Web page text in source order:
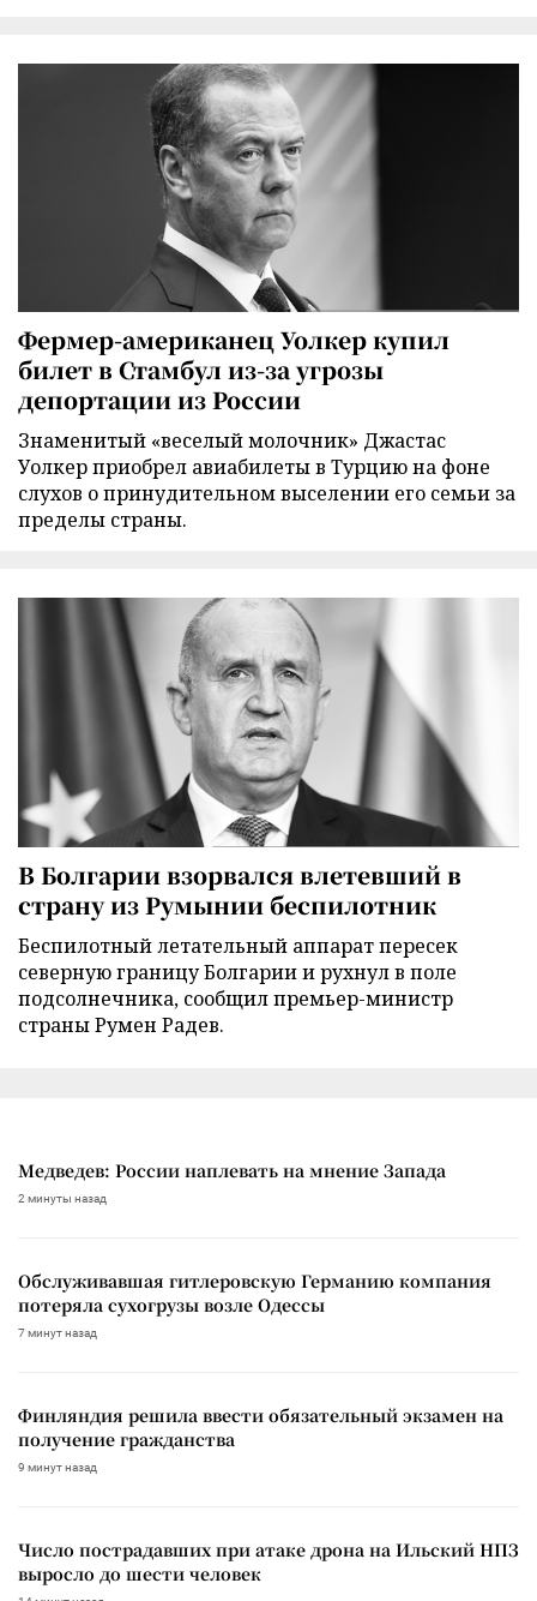
Фермер-американец Уолкер купил
билет в Стамбул из-за угрозы
депортации из России
Знаменитый «веселый молочник» Джастас
Уолкер приобрел авиабилеты в Турцию на фоне
слухов о принудительном выселении его семьи за
пределы страны.
В Болгарии взорвался влетевший в
страну из Румынии беспилотник
Беспилотный летательный аппарат пересек
северную границу Болгарии и рухнул в поле
подсолнечника, сообщил премьер-министр
страны Румен Радев.
Медведев: России наплевать на мнение Запада
2 минуты назад
Обслуживавшая гитлеровскую Германию компания
потеряла сухогрузы возле Одессы
7 минут назад
Финляндия решила ввести обязательный экзамен на
получение гражданства
9 минут назад
Число пострадавших при атаке дрона на Ильский НПЗ
выросло до шести человек